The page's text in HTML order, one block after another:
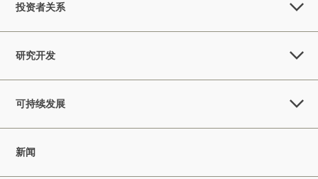
投资者关系
研究开发
可持续发展
新闻